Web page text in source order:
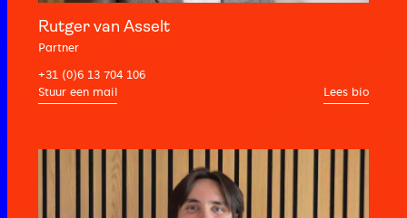
Rutger van Asselt
Partner
+31 (0)6 13 704 106
Lees bio